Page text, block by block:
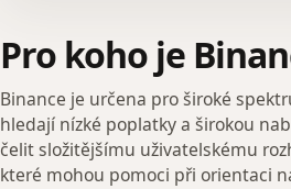
Pro koho je
Binance je určena pro široké
hledají nízké poplatky a širokou
čelit složitějšímu uživatelskému
které mohou pomoci při orientaci